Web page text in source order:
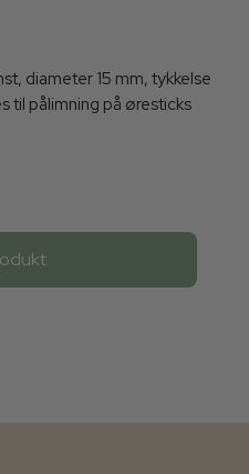
diameter 15 mm, tykkelse
til pålimning på øresticks